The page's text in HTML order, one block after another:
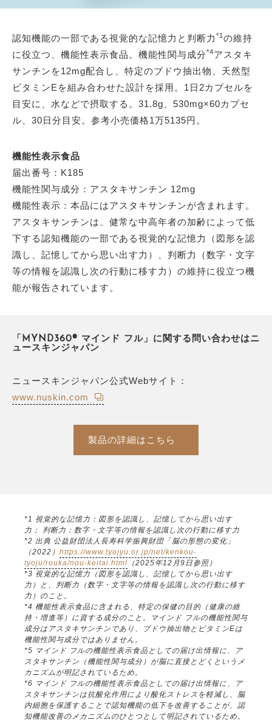
認知機能の一部である視覚的な記憶力と判断力 *1 の維持
に役立つ、機能性表示食品。機能性関与成分*4アスタキ
サンチンを12mg配合し、特定のブドウ抽出物、天然型
ビタミンEを組み合わせた設計を採用。1日2カプセルを
目安に、水などで摂取する。31.8g、530mg×60カプセ
ル、30日分目安。参考小売価格1万5135円。
機能性表示食品
届出番号：K185
機能性関与成分：アスタキサンチン 12mg
機能性表示：本品にはアスタキサンチンが含まれます。
アスタキサンチンは、健常な中高年者の加齢によって低
下する認知機能の一部である視覚的な記憶力（図形を認
識し、記憶してから思い出す力）、判断力（数字・文字
等の情報を認識し次の行動に移す力）の維持に役立つ機
能が報告されています。
「MYND360® マインド フル」に関する問い合わせはニ
ュースキンジャパン
ニュースキンジャパン公式Webサイト：
www.nuskin.com
製品の詳細はこちら
*1 視覚的な記憶力：図形を認識し、記憶してから思い出す
力； 判断力：数字・文字等の情報を認識し次の行動に移す力
*2 出典 公益財団法人長寿科学振興財団「脳の形態の変化」
（2022） https://www.tyojyu.or.jp/net/kenkou-
tyoju/rouka/nou-keitai.html （2025年12月9日参照）
*3 視覚的な記憶力（図形を認識し、記憶してから思い出す
力）と、判断力（数字・文字等の情報を認識し次の行動に移す
力）のこと。
*4 機能性表示食品に含まれる、特定の保健の目的（健康の維
持・増進等）に資する成分のこと。マインド フルの機能性関与
成分はアスタキサンチンであり、ブドウ抽出物とビタミンEは
機能性関与成分ではありません。
*5 マインド フルの機能性表示食品としての届け出情報に、ア
スタキサンチン（機能性関与成分）が脳に直接とどくというメ
カニズムが明記されているため。
*6 マインド フルの機能性表示食品としての届け出情報に、ア
スタキサンチンは抗酸化作用により酸化ストレスを軽減し、脳
内細胞を保護することで認知機能の低下を改善することが、認
知機能改善のメカニズムのひとつとして明記されているため。